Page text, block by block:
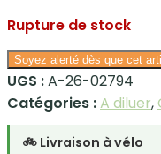
Rupture de stock
Soyez alerté dès que cet
UGS :A-26-02794
Catégories :A diluer,
🚲 Livraison à vélo